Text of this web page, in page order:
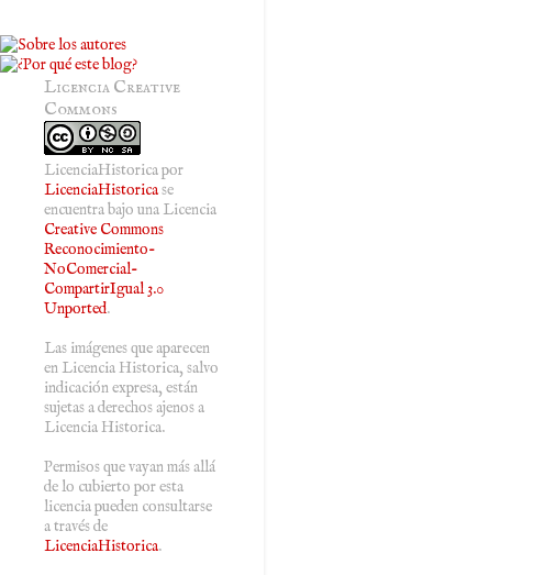
Licencia Creative
Commons
LicenciaHistoricapor
LicenciaHistoricase
encuentra bajo una Licencia
Creative Commons
Reconocimiento-
NoComercial-
CompartirIgual 3.0
Unported.
Las imágenes que aparecen
en Licencia Historica, salvo
indicación expresa, están
sujetas a derechos ajenos a
Licencia Historica.
Permisos que vayan más allá
de lo cubierto por esta
licencia pueden consultarse
a través de
LicenciaHistorica.